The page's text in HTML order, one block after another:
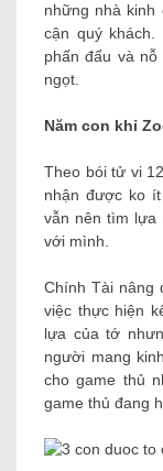
những nhà
cận quý
phấn đấu và
ngọt.
Năm con khỉ
Theo bói tử vi
nhận được ko
vẫn nên tìm lựa
với mình.
Chính Tài nâng
việc thực hiện
lựa của tớ
người mang
cho game thủ
game thủ đang